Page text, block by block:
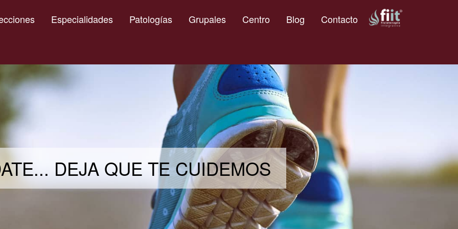
Especialidades Patologías Grupales Centro Blog Contacto
DEJA QUE TE CUIDEMOS